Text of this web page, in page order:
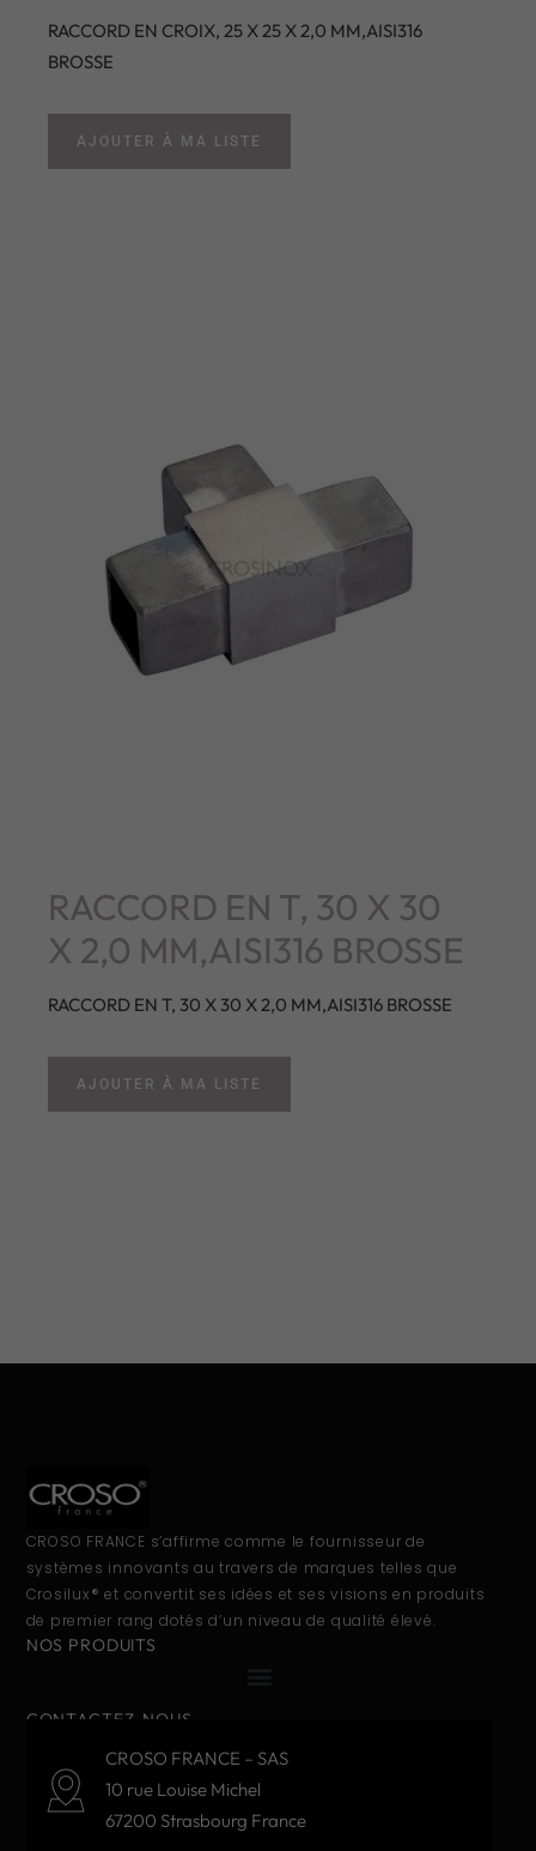
RACCORD EN CROIX, 25 X 25 X 2,0 MM,AISI316
BROSSE
AJOUTER À MA LISTE
RACCORD EN T, 30 X 30
X 2,0 MM,AISI316 BROSSE
RACCORD EN T, 30 X 30 X 2,0 MM,AISI316 BROSSE
AJOUTER À MA LISTE
CROSO FRANCE s’affirme comme le fournisseur de
systèmes innovants au travers de marques telles que
Crosilux® et convertit ses idées et ses visions en produits
de premier rang dotés d’un niveau de qualité élevé.
NOS PRODUITS
CONTACTEZ-NOUS
CROSO FRANCE – SAS
10 rue Louise Michel
67200 Strasbourg France